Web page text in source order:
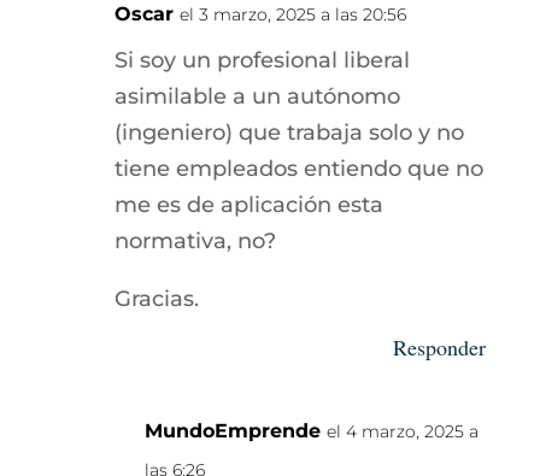
Oscar el 3 marzo, 2025 a las 20:56
Si soy un profesional liberal
asimilable a un autónomo
(ingeniero) que trabaja solo y no
tiene empleados entiendo que no
me es de aplicación esta
normativa, no?
Gracias.
Responder
MundoEmprende el 4 marzo, 2025 a
las 6:26